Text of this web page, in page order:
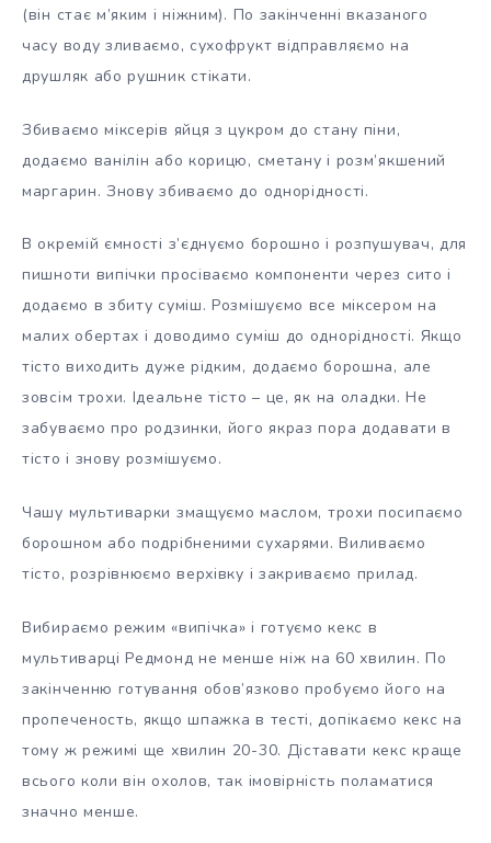
(він стає м’яким і ніжним). По закінченні вказаного
часу воду зливаємо, сухофрукт відправляємо на
друшляк або рушник стікати.
Збиваємо міксерів яйця з цукром до стану піни,
додаємо ванілін або корицю, сметану і розм’якшений
маргарин. Знову збиваємо до однорідності.
В окремій ємності з’єднуємо борошно і розпушувач, для
пишноти випічки просіваємо компоненти через сито і
додаємо в збиту суміш. Розмішуємо все міксером на
малих обертах і доводимо суміш до однорідності. Якщо
тісто виходить дуже рідким, додаємо борошна, але
зовсім трохи. Ідеальне тісто – це, як на оладки. Не
забуваємо про родзинки, його якраз пора додавати в
тісто і знову розмішуємо.
Чашу мультиварки змащуємо маслом, трохи посипаємо
борошном або подрібненими сухарями. Виливаємо
тісто, розрівнюємо верхівку і закриваємо прилад.
Вибираємо режим «випічка» і готуємо кекс в
мультиварці Редмонд не менше ніж на 60 хвилин. По
закінченню готування обов’язково пробуємо його на
пропеченость, якщо шпажка в тесті, допікаємо кекс на
тому ж режимі ще хвилин 20-30. Діставати кекс краще
всього коли він охолов, так імовірність поламатися
значно менше.